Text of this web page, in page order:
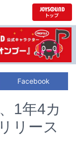
Facebook
1年4カ
リース